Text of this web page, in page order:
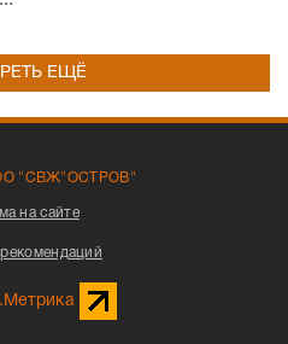
ЕЩЁ
"СВЖ"ОСТРОВ"
на сайте